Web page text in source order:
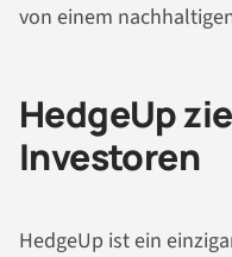
von einem
HedgeUp
Investoren
HedgeUp ist ein